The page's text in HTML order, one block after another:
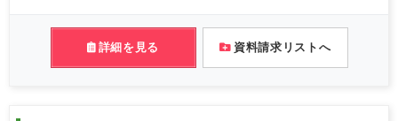
詳細を見る 資料請求リストへ